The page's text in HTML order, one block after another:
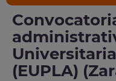
(EUPLA)